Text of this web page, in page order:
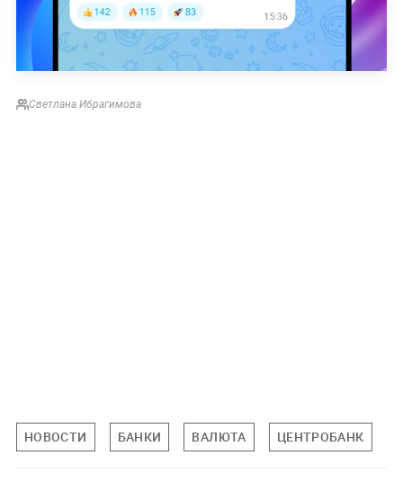
Светлана Ибрагимова
НОВОСТИ БАНКИ ВАЛЮТА ЦЕНТРОБАНК